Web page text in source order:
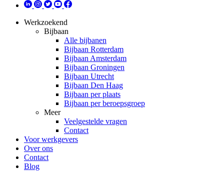
Werkzoekend
Bijbaan
Alle bijbanen
Bijbaan Rotterdam
Bijbaan Amsterdam
Bijbaan Groningen
Bijbaan Utrecht
Bijbaan Den Haag
Bijbaan per plaats
Bijbaan per beroepsgroep
Meer
Veelgestelde vragen
Contact
Voor werkgevers
Over ons
Contact
Blog